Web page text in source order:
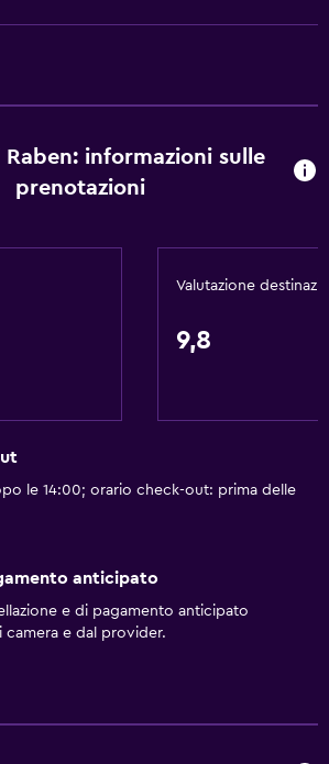
o parquet
Raben: informazioni sulle
prenotazioni
Valutazione
9,8
le 14:00; orario check-out: prima delle
anticipato
e di pagamento anticipato
e dal provider.